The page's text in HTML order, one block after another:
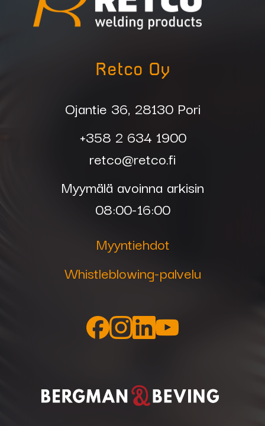
Retco Oy
Ojantie 36, 28130 Pori
+358 2 634 1900
retco@retco.fi
Myymälä avoinna arkisin
08:00-16:00
Myyntiehdot
Whistleblowing-palvelu